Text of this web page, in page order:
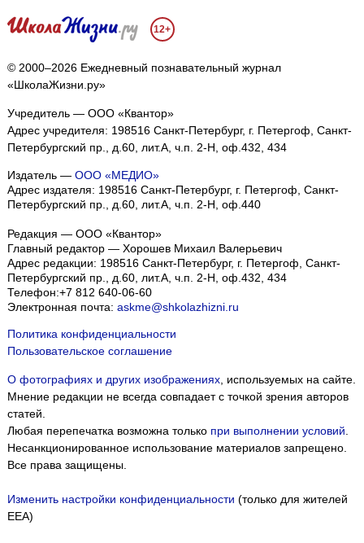
12+
© 2000–2026 Ежедневный познавательный журнал
«ШколаЖизни.ру»
Учредитель — ООО «Квантор»
Адрес учредителя: 198516 Санкт-Петербург, г. Петергоф, Санкт-
Петербургский пр., д.60, лит.А, ч.п. 2-Н, оф.432, 434
Издатель — ООО «МЕДИО»
Адрес издателя: 198516 Санкт-Петербург, г. Петергоф, Санкт-
Петербургский пр., д.60, лит.А, ч.п. 2-Н, оф.440
Редакция — ООО «Квантор»
Главный редактор — Хорошев Михаил Валерьевич
Адрес редакции: 198516 Санкт-Петербург, г. Петергоф Санкт-
Петербургский пр., д.60, лит.А, ч.п. 2-Н, оф.432, 434
Телефон:+7 812 640-06-60
Электронная почта: askme@shkolazhizni.ru
Политика конфиденциальности
Пользовательское соглашение
О фотографиях и других изображениях, используемых на сайте.
Мнение редакции не всегда совпадает с точкой зрения авторов
статей.
Любая перепечатка возможна только при выполнении условий
Несанкционированное использование материалов запрещено.
Все права защищены.
Изменить настройки конфиденциальности (только для жителей
EEA)